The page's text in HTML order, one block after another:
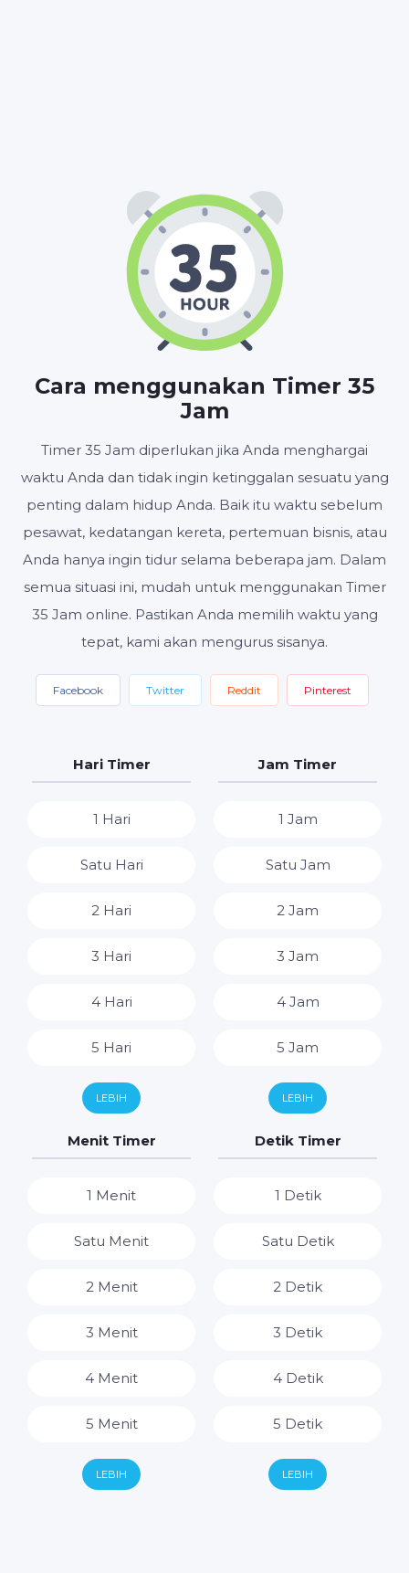
Cara menggunakan Timer 35
Jam
Timer 35 Jam diperlukan jika Anda menghargai
waktu Anda dan tidak ingin ketinggalan sesuatu yang
penting dalam hidup Anda. Baik itu waktu sebelum
pesawat, kedatangan kereta, pertemuan bisnis, atau
Anda hanya ingin tidur selama beberapa jam. Dalam
semua situasi ini, mudah untuk menggunakan Timer
35 Jam online. Pastikan Anda memilih waktu yang
tepat, kami akan mengurus sisanya.
Facebook Twitter Reddit Pinterest
Hari Timer
1 Hari
Satu Hari
2 Hari
3 Hari
4 Hari
5 Hari
6 Hari
7 Hari
LEBIH
Jam Timer
1 Jam
Satu Jam
2 Jam
3 Jam
4 Jam
5 Jam
6 Jam
7 Jam
14 Jam
LEBIH
Menit Timer
1 Menit
Satu Menit
2 Menit
3 Menit
4 Menit
5 Menit
6 Menit
LEBIH
Detik Timer
1 Detik
Satu Detik
2 Detik
3 Detik
4 Detik
5 Detik
6 Detik
LEBIH
35 : 00 : 00
Mulai Setel ulang Pengaturan